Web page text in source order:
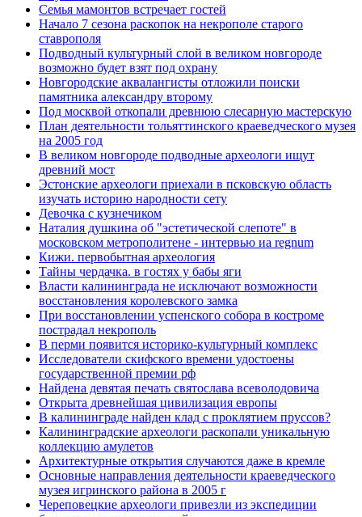
Семья мамонтов встречает гостей
Начало 7 сезона раскопок на некрополе старого
ставрополя
Подводный культурный слой в великом новгороде
возможно будет взят под охрану
Новгородские аквалангисты отложили поиски
памятника александру второму
Под москвой откопали древнюю слесарную мастерскую
План деятельности тольяттинского краеведческого музея
на 2005 год
В великом новгороде подводные археологи ищут
древний мост
Эстонские археологи приехали в псковскую область
изучать историю народности сету
Девочка с кузнечиком
Наталия душкина об "эстетической слепоте" в
московском метрополитене - интервью иа regnum
Кижи. первобытная археология
Тайны чердачка. в гостях у бабы яги
Власти калининграда не исключают возможности
восстановления королевского замка
При восстановлении успенского собора в костроме
пострадал некрополь
В перми появится историко-культурный комплекс
Исследователи скифского времени удостоены
государственной премии рф
Найдена девятая печать святослава всеволодовича
Открыта древнейшая цивилизация европы
В калининграде найден клад с проклятием пруссов?
Калининградские археологи раскопали уникальную
коллекцию амулетов
Архитектурные открытия случаются даже в кремле
Основные направления деятельности краеведческого
музея игринского района в 2005 г
Череповецкие археологи привезли из экспедиции